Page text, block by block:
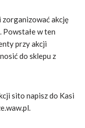
zorganizować akcję
Powstałe w ten
przy akcji
do sklepu z
sito napisz do Kasi